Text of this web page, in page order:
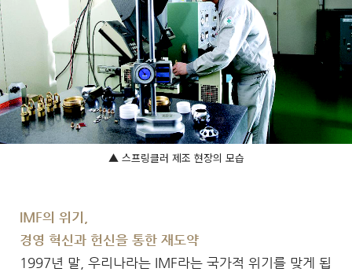
▲ 스프링클러 제조 현장의 모습
IMF의 위기,
경영 혁신과 헌신을 통한 재도약
1997년 말, 우리나라는 IMF라는 국가적 위기를 맞게 됩